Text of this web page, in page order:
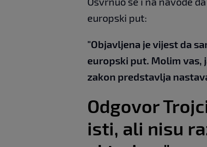
europski put:
"Objavljena je vijest da
europski put. Molim vas,
zakon predstavlja
Odgovor
isti, ali nisu